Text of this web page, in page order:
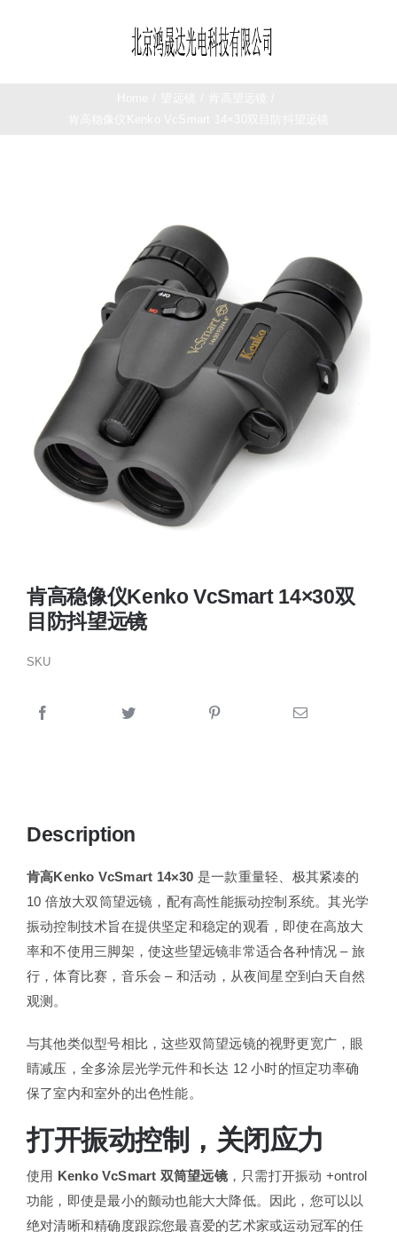
肯高稳像仪Kenko VcSmart 14×30双
目防抖望远镜
SKU
Description
肯高Kenko VcSmart 14×30 是一款重量轻、极其紧凑的
10 倍放大双筒望远镜，配有高性能振动控制系统。其光学
振动控制技术旨在提供坚定和稳定的观看，即使在高放大
率和不使用三脚架，使这些望远镜非常适合各种情况 – 旅
行，体育比赛，音乐会 – 和活动，从夜间星空到白天自然
观测。
与其他类似型号相比，这些双筒望远镜的视野更宽广，眼
睛减压，全多涂层光学元件和长达 12 小时的恒定功率确
保了室内和室外的出色性能。
打开振动控制，关闭应力
使用 Kenko VcSmart 双筒望远镜，只需打开振动 +ontrol
功能，即使是最小的颤动也能大大降低。因此，您可以以
绝对清晰和精确度跟踪您最喜爱的艺术家或运动冠军的任